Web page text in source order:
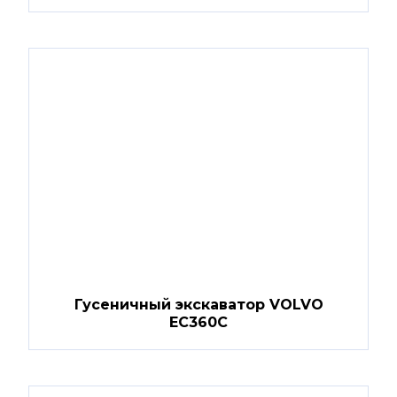
Гусеничный экскаватор VOLVO
EC360C